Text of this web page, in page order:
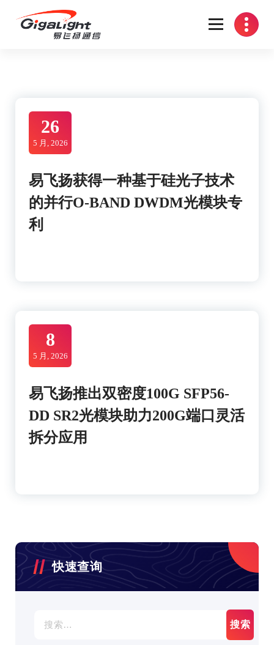
26
5 月, 2026
易飞扬获得一种基于硅光子技术
的并行O-BAND DWDM光模块专
利
8
5 月, 2026
易飞扬推出双密度100G SFP56-
DD SR2光模块助力200G端口灵活
拆分应用
快速查询
索：